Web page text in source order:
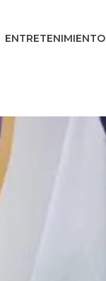
ENTRETENIMIENTO